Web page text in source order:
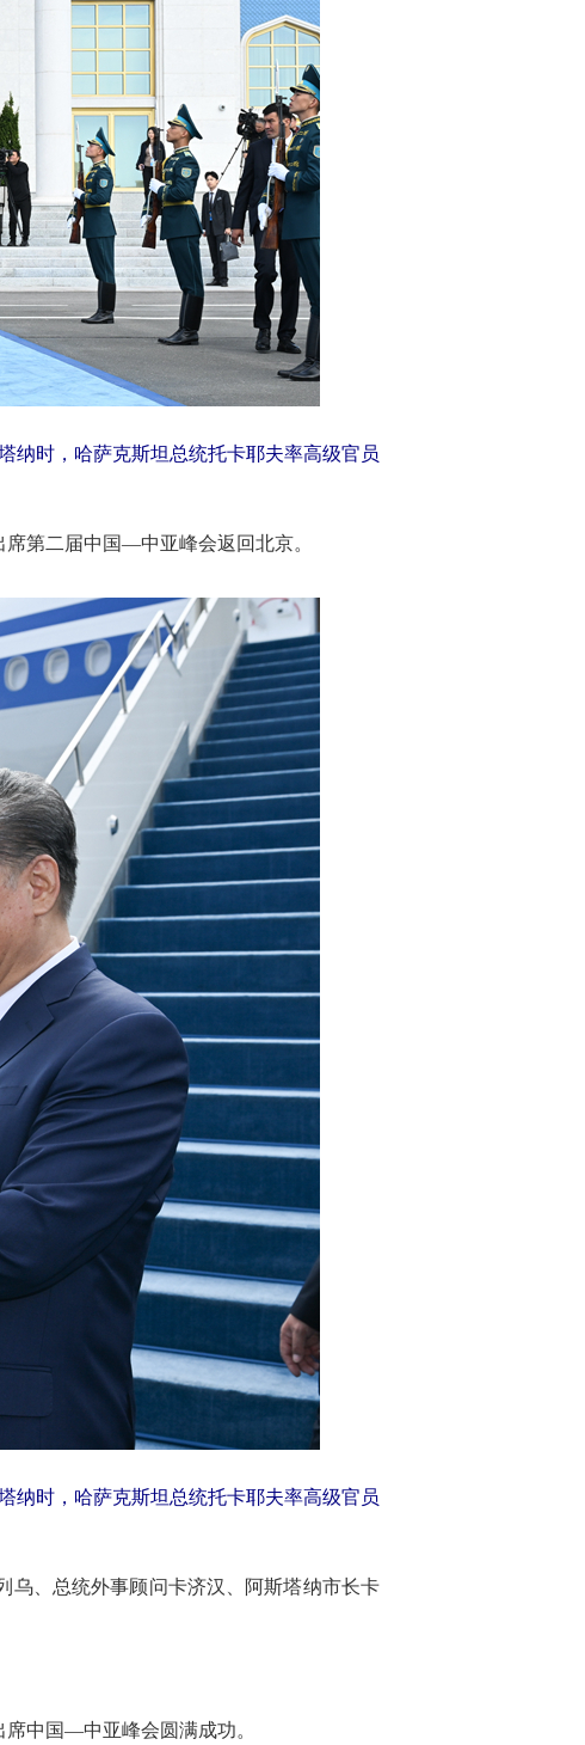
纳时，哈萨克斯坦总统托卡耶夫率高级官员
第二届中国—中亚峰会返回北京。
纳时，哈萨克斯坦总统托卡耶夫率高级官员
乌、总统外事顾问卡济汉、阿斯塔纳市长卡
中国—中亚峰会圆满成功。